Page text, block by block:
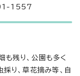
1557
残り、公園も多く
採り、草花摘み等、自